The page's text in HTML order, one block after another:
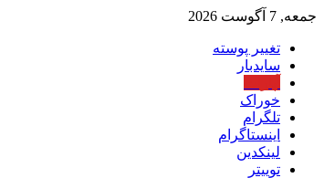
جمعه, 7 آگوست 2026
تغییر پوسته
سایدبار
خوراک
تلگرام
اینستاگرام
لینکدین
توییتر